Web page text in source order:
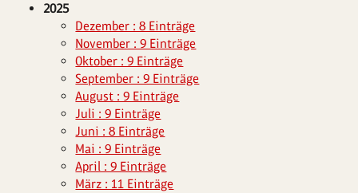
2025
Dezember : 8 Einträge
November : 9 Einträge
Oktober : 9 Einträge
September : 9 Einträge
August : 9 Einträge
Juli : 9 Einträge
Juni : 8 Einträge
Mai : 9 Einträge
April : 9 Einträge
März : 11 Einträge